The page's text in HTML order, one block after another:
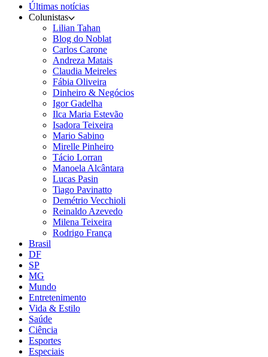
Últimas notícias
Colunistas
Lilian Tahan
Blog do Noblat
Carlos Carone
Andreza Matais
Claudia Meireles
Fábia Oliveira
Dinheiro & Negócios
Igor Gadelha
Ilca Maria Estevão
Isadora Teixeira
Mario Sabino
Mirelle Pinheiro
Tácio Lorran
Manoela Alcântara
Lucas Pasin
Tiago Pavinatto
Demétrio Vecchioli
Reinaldo Azevedo
Milena Teixeira
Rodrigo França
Brasil
DF
SP
MG
Mundo
Entretenimento
Vida & Estilo
Saúde
Ciência
Esportes
Especiais